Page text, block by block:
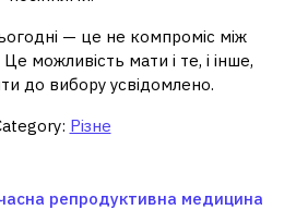
— це не компроміс між
можливість мати і те, і інше,
до вибору усвідомлено.
Різне
репродуктивна медицина